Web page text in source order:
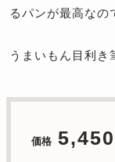
るパンが最高なの
うまいもん目利き
価格 5,450